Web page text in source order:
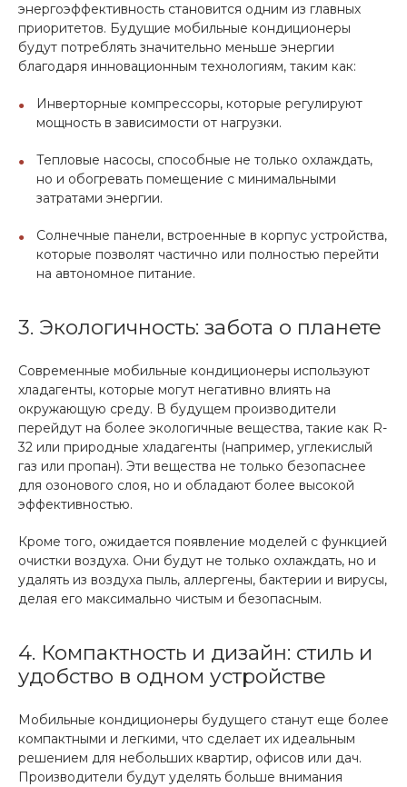
энергоэффективность становится одним из главных
приоритетов. Будущие мобильные кондиционеры
будут потреблять значительно меньше энергии
благодаря инновационным технологиям, таким как:
Инверторные компрессоры, которые регулируют
мощность в зависимости от нагрузки.
Тепловые насосы, способные не только охлаждать,
но и обогревать помещение с минимальными
затратами энергии.
Солнечные панели, встроенные в корпус устройства,
которые позволят частично или полностью перейти
на автономное питание.
3. Экологичность: забота о планете
Современные мобильные кондиционеры используют
хладагенты, которые могут негативно влиять на
окружающую среду. В будущем производители
перейдут на более экологичные вещества, такие как R-
32 или природные хладагенты (например, углекислый
газ или пропан). Эти вещества не только безопаснее
для озонового слоя, но и обладают более высокой
эффективностью.
Кроме того, ожидается появление моделей с функцией
очистки воздуха. Они будут не только охлаждать, но и
удалять из воздуха пыль, аллергены, бактерии и вирусы,
делая его максимально чистым и безопасным.
4. Компактность и дизайн: стиль и
удобство в одном устройстве
Мобильные кондиционеры будущего станут еще более
компактными и легкими, что сделает их идеальным
решением для небольших квартир, офисов или дач.
Производители будут уделять больше внимания